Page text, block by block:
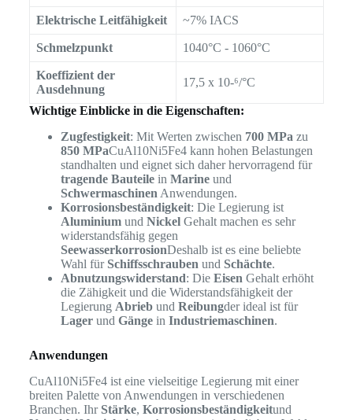
Elektrische Leitfähigkeit ~7% IACS
Schmelzpunkt 1040°C - 1060°C
Koeffizient der
Ausdehnung
17,5 x 10-⁶/°C
Wichtige Einblicke in die Eigenschaften:
Zugfestigkeit: Mit Werten zwischen 700 MPa zu
850 MPaCuAl10Ni5Fe4 kann hohen Belastungen
standhalten und eignet sich daher hervorragend für
tragende Bauteilein Marineund
Schwermaschinen Anwendungen.
Korrosionsbeständigkeit: Die Legierung ist
Aluminiumund NickelGehalt machen es sehr
widerstandsfähig gegen
SeewasserkorrosionDeshalb ist es eine beliebte
Wahl für Schiffsschrauben und Schächte.
Abnutzungswiderstand: Die Eisen Gehalt erhöht
die Zähigkeit und die Widerstandsfähigkeit der
Legierung Abriebund Reibungder ideal ist für
Lagerund Gängein Industriemaschinen.
Anwendungen
CuAl10Ni5Fe4 ist eine vielseitige Legierung mit einer
breiten Palette von Anwendungen in verschiedenen
Branchen. Ihr Stärke, Korrosionsbeständigkeitund